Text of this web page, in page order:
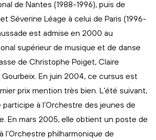
de Nantes (1988-1996), puis de
Séverine Léage à celui de Paris (1996-
est admise en 2000 au
supérieur de musique et de danse
de Christophe Poiget, Claire
En juin 2004, ce cursus est
prix mention très bien. L’été suivant,
participe à l’Orchestre des jeunes de
En mars 2005, elle obtient un poste de
l’Orchestre philharmonique de